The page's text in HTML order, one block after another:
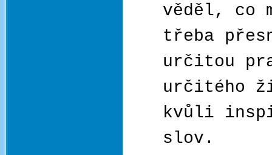
věděl, co
třeba
určitou
určitého
kvůli
slov.